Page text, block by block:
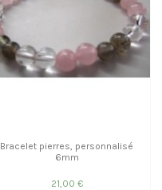
Bracelet pierres, personnalisé
6mm
21,00 €